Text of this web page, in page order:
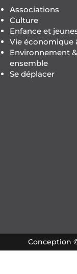
Associations
Culture
Enfance et
Vie économique
Environnement
ensemble
Se déplacer
Conception